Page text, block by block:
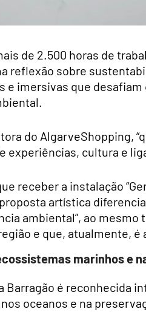
de 2.500 horas de
reflexão sobre
e imersivas que
do AlgarveShopping,
experiências, cultura e
receber a instalação
artística
ambiental”, ao mesmo
e que, atualmente, é
marinhos e
Barragão é reconhecida
oceanos e na